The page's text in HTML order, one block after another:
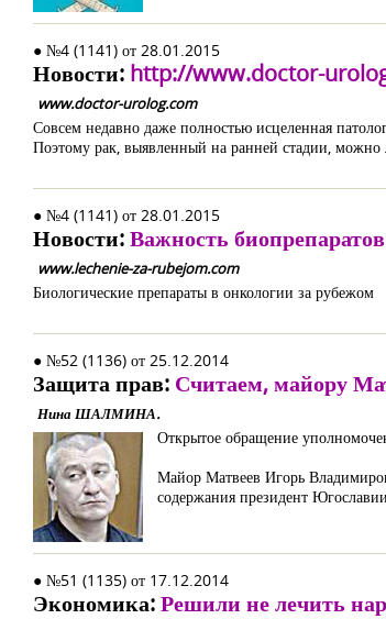
● №4 (1141) от 28.01.2015
Новости: http://www.doctor-
www.doctor-urolog.com
Совсем недавно даже полностью исцеленная
Поэтому рак, выявленный на ранней стадии, можно
● №4 (1141) от 28.01.2015
Новости:Важность
www.lechenie-za-rubejom.com
Биологические препараты в онкологии за рубежом
● №52 (1136) от 25.12.2014
Защита прав: Считаем, майору
Нина ШАЛМИНА.
Открытое обращение
Майор Матвеев Игорь
содержания президент
● №51 (1135) от 17.12.2014
Экономика:Решили не лечить